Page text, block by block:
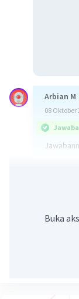
Arbian M
08 Oktober
B.
Beri
Buka